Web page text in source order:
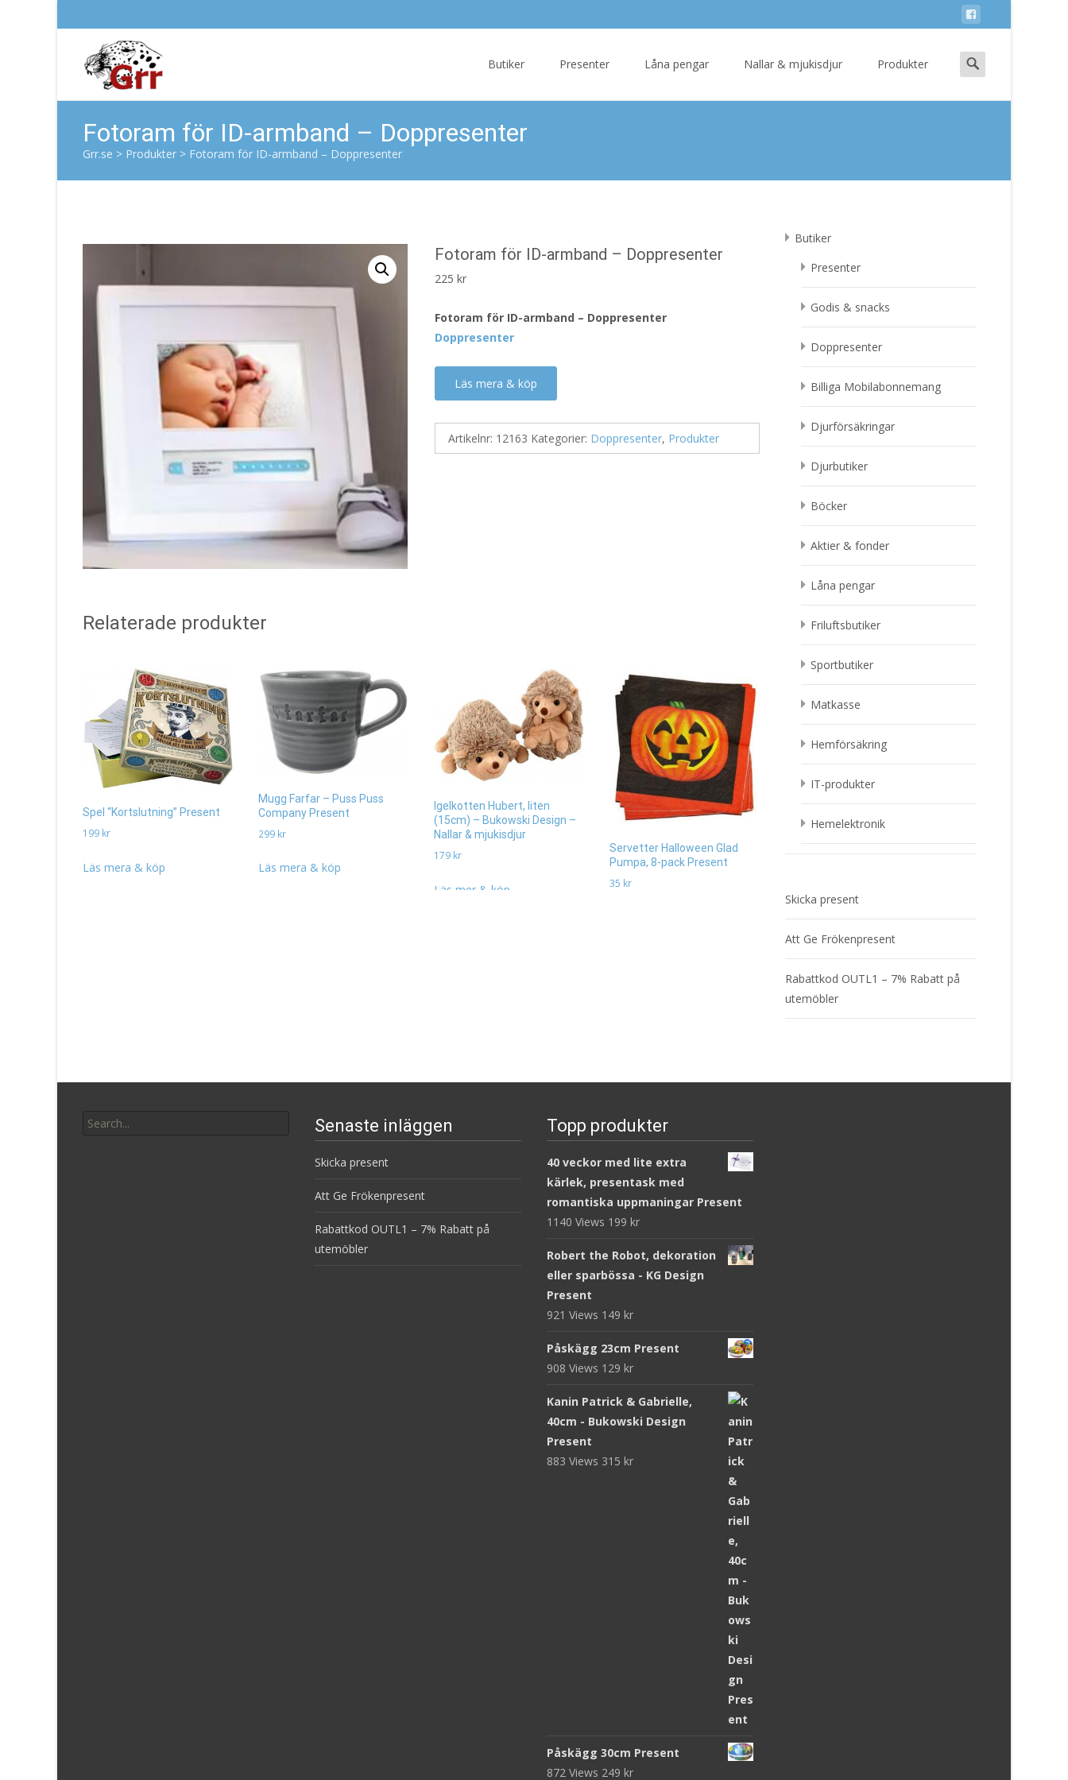
Butiker Presenter Låna pengar Nallar & mjukisdjur Produkter
Search
for:
Fotoram för ID-armband – Doppresenter
Grr.se > Produkter > Fotoram för ID-armband – Doppresenter
Fotoram för ID-armband – Doppresenter
225kr
Fotoram för ID-armband – Doppresenter
Doppresenter
Läs mera & köp
Artikelnr: 12163 Kategorier: Doppresenter, Produkter
Relaterade produkter
Spel “Kortslutning” Present
199 kr
Läs mera & köp
Mugg Farfar – Puss Puss
Company Present
299 kr
Läs mera & köp
Igelkotten Hubert, liten
(15cm) – Bukowski Design –
Nallar & mjukisdjur
179 kr
Läs mer & köp
Servetter Halloween Glad
Pumpa, 8-pack Present
35 kr
Giraff, 30cm – Wild Republic –
Nallar & mjukisdjur
229
Läs mer & köp
229
Butiker
Presenter
Godis & snacks
Doppresenter
Billiga Mobilabonnemang
Djurförsäkringar
Djurbutiker
Böcker
Aktier & fonder
Låna pengar
Friluftsbutiker
Sportbutiker
Matkasse
Hemförsäkring
IT-produkter
Hemelektronik
Skicka present
Att Ge Frökenpresent
Rabattkod OUTL1 – 7% Rabatt på
utemöbler
for:
Senaste inläggen
Skicka present
Att Ge Frökenpresent
Rabattkod OUTL1 – 7% Rabatt på
utemöbler
Topp produkter
40 veckor med lite extra
kärlek, presentask med
romantiska uppmaningar Present
1140 Views 199 kr
Robert the Robot, dekoration
eller sparbössa - KG Design
Present
921 Views 149 kr
Påskägg 23cm Present
908 Views 129 kr
Kanin Patrick & Gabrielle,
40cm - Bukowski Design
Present
883 Views 315 kr
Påskägg 30cm Present
872 Views 249 kr